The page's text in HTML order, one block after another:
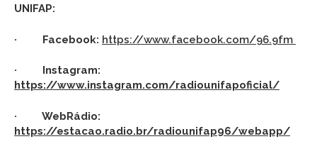
UNIFAP:
· Facebook: https://www.facebook.com/96.9fm
· Instagram:
https://www.instagram.com/radiounifapoficial/
· WebRádio:
https://estacao.radio.br/radiounifap96/webapp/